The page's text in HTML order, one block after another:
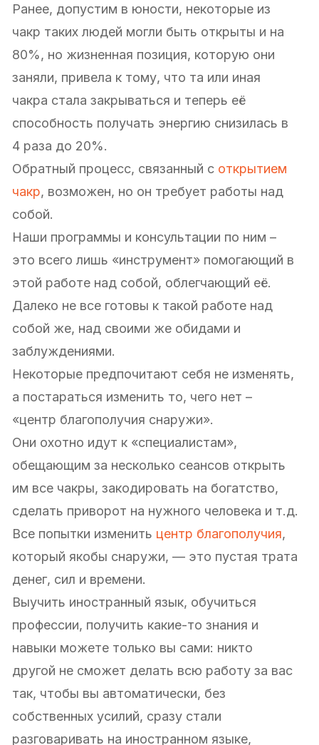
Ранее, допустим в юности, некоторые из
чакр таких людей могли быть открыты и на
80%, но жизненная позиция, которую они
заняли, привела к тому, что та или иная
чакра стала закрываться и теперь её
способность получать энергию снизилась в
4 раза до 20%.
Обратный процесс, связанный с открытием
чакр, возможен, но он требует работы над
собой.
Наши программы и консультации по ним –
это всего лишь «инструмент» помогающий в
этой работе над собой, облегчающий её.
Далеко не все готовы к такой работе над
собой же, над своими же обидами и
заблуждениями.
Некоторые предпочитают себя не изменять,
а постараться изменить то, чего нет –
«центр благополучия снаружи».
Они охотно идут к «специалистам»,
обещающим за несколько сеансов открыть
им все чакры, закодировать на богатство,
сделать приворот на нужного человека и т.д.
Все попытки изменить центр благополучия,
который якобы снаружи, — это пустая трата
денег, сил и времени.
Выучить иностранный язык, обучиться
профессии, получить какие-то знания и
навыки можете только вы сами: никто
другой не сможет делать всю работу за вас
так, чтобы вы автоматически, без
собственных усилий, сразу стали
разговаривать на иностранном языке,